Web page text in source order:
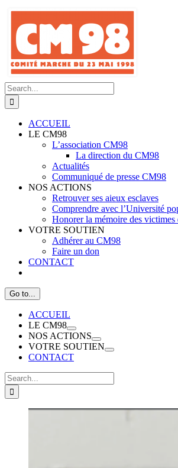
Skip
content
Search
for:
ACCUEIL
LE CM98
L’association CM98
La direction du CM98
Actualités
Communiqué de presse CM98
NOS ACTIONS
Retrouver ses aieux esclaves
Comprendre avec l’Université
Honorer la mémoire des victimes
VOTRE SOUTIEN
Adhérer au CM98
Faire un don
CONTACT
Go to...
ACCUEIL
LE CM98
NOS ACTIONS
VOTRE SOUTIEN
CONTACT
Search
for:
View